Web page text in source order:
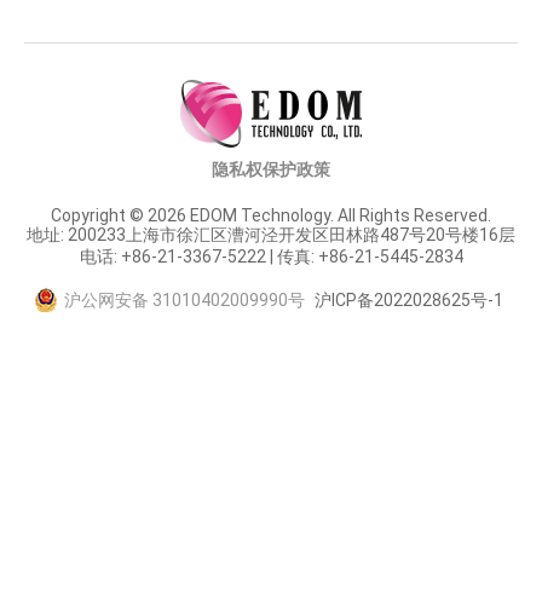
Copyright © 2026 EDOM Technology. All Rights Reserved.
地址: 200233上海市徐汇区漕河泾开发区田林路487号20号楼16层
电话: +86-21-3367-5222 | 传真: +86-21-5445-2834
沪公网安备 31010402009990号 沪ICP备2022028625号-1
隐私权保护政策